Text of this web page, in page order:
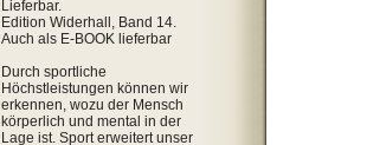
Lieferbar.
Edition Widerhall, Band 14.
Auch als E-BOOK lieferbar
Durch sportliche
Höchstleistungen können wir
erkennen, wozu der Mensch
körperlich und mental in der
Lage ist. Sport erweitert unser